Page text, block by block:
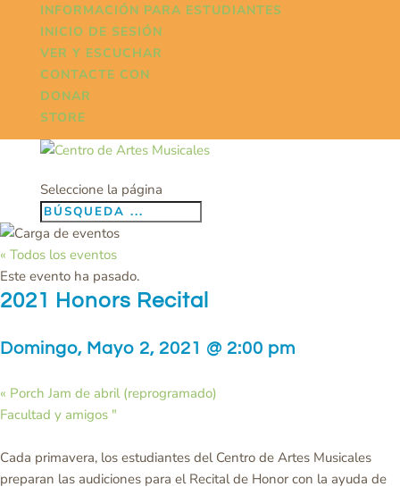
INFORMACIÓN PARA ESTUDIANTES
INICIO DE SESIÓN
VER Y ESCUCHAR
CONTACTE CON
DONAR
STORE
Seleccione la página
« Todos los eventos
Este evento ha pasado.
2021 Honors Recital
Domingo, Mayo 2, 2021 @ 2:00 pm
« Porch Jam de abril (reprogramado)
Facultad y amigos "
Cada primavera, los estudiantes del Centro de Artes Musicales
preparan las audiciones para el Recital de Honor con la ayuda de